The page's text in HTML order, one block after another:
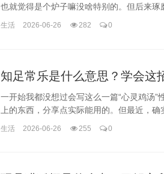
也就觉得是个炉子嘛没啥特别的。但后来琢
生活 2026-06-26 282 0
知足常乐是什么意思？学会这
一开始我都没想过会写这么一篇“心灵鸡汤
上的东西，分享点实际能用的。但最近，确
生活 2026-06-26 255 0